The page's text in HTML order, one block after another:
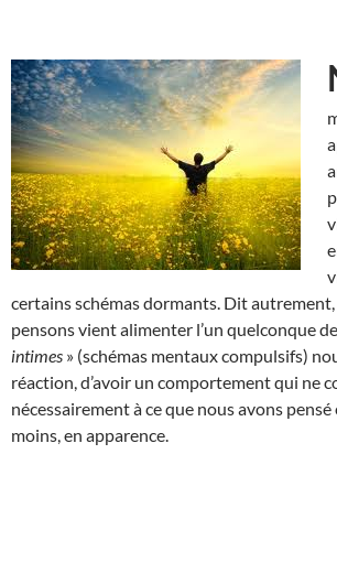
certains schémas dormants. Dit autrement,
pensons vient alimenter l’un quelconque
intimes » (schémas mentaux compulsifs)
réaction, d’avoir un comportement qui ne
nécessairement à ce que nous avons
moins, en apparence.